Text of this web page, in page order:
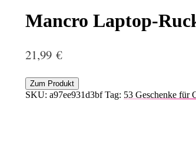
Mancro Laptop-
21,99 €
Zum Produkt
SKU: a97ee931d3bf Tag: 53 Geschenke für